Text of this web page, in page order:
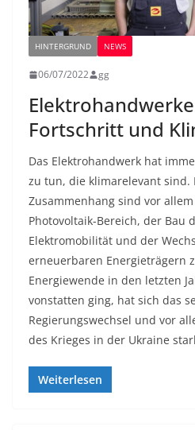
HINTERGRUND NEWS
06/07/2022 gg
Fortschritt und
Das Elektrohandwerk hat
zu tun, die klimarelevant sind.
Zusammenhang sind vor
Photovoltaik-Bereich, der
Elektromobilität und der
erneuerbaren Energieträgern
Energiewende in den letzten
vonstatten ging, hat sich das
Regierungswechsel und vor
des Krieges in der Ukraine
Weiterlesen